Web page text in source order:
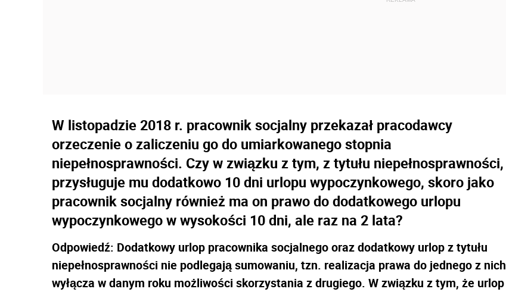
W listopadzie 2018 r. pracownik socjalny przekazał pracodawcy
orzeczenie o zaliczeniu go do umiarkowanego stopnia
niepełnosprawności. Czy w związku z tym, z tytułu niepełnosprawności,
przysługuje mu dodatkowo 10 dni urlopu wypoczynkowego, skoro jako
pracownik socjalny również ma on prawo do dodatkowego urlopu
wypoczynkowego w wysokości 10 dni, ale raz na 2 lata?
Odpowiedź: Dodatkowy urlop pracownika socjalnego oraz dodatkowy urlop z tytułu
niepełnosprawności nie podlegają sumowaniu, tzn. realizacja prawa do jednego z nich
wyłącza w danym roku możliwości skorzystania z drugiego. W związku z tym, że urlop